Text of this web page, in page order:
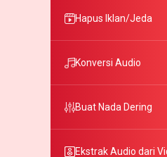
Hapus Iklan/Jeda
Konversi Audio
Buat Nada Dering
Ekstrak Audio dari